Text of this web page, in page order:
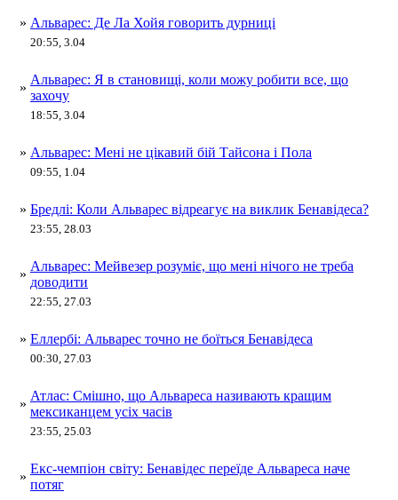
» Альварес: Де Ла Хойя говорить дурниці
20:55, 3.04
»
Альварес: Я в становищі, коли можу робити все, що
захочу
18:55, 3.04
» Альварес: Мені не цікавий бій Тайсона і Пола
09:55, 1.04
» Бредлі: Коли Альварес відреагує на виклик Бенавідеса?
23:55, 28.03
»
Альварес: Мейвезер розуміє, що мені нічого не треба
доводити
22:55, 27.03
» Еллербі: Альварес точно не боїться Бенавідеса
00:30, 27.03
»
Атлас: Смішно, що Альвареса називають кращим
мексиканцем усіх часів
23:55, 25.03
»
Екс-чемпіон світу: Бенавідес переїде Альвареса наче
потяг